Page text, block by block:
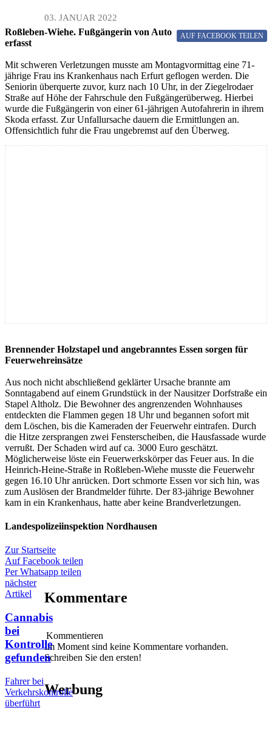
03. JANUAR 2022
AUF FACEBOOK TEILEN
Roßleben-Wiehe. Fußgängerin von Auto
erfasst
Mit schweren Verletzungen musste am Montagvormittag eine 71-
jährige Frau ins Krankenhaus nach Erfurt geflogen werden. Die
Seniorin überquerte zuvor, kurz nach 10 Uhr, in der Ziegelrodaer
Straße auf Höhe der Fahrschule den Fußgängerüberweg. Hierbei
wurde die Fußgängerin von einer 61-jährigen Autofahrerin in ihrem
Skoda erfasst. Zur Unfallursache dauern die Ermittlungen an.
Offensichtlich fuhr die Frau ungebremst auf den Überweg.
Brennender Holzstapel und angebranntes Essen sorgen für
Feuerwehreinsätze
Aus noch nicht abschließend geklärter Ursache brannte am
Sonntagabend auf einem Grundstück in der Nausitzer Dorfstraße ein
Stapel Altholz. Die Bewohner des angrenzenden Wohnhauses
entdeckten die Flammen gegen 18 Uhr und begannen sofort mit
dem Löschen, bis die Kameraden der Feuerwehr eintrafen. Durch
die Hitze zersprangen zwei Fensterscheiben, die Hausfassade wurde
verrußt. Der Schaden wird auf ca. 3000 Euro geschätzt.
Möglicherweise löste ein Feuerwerkskörper das Feuer aus. In die
Heinrich-Heine-Straße in Roßleben-Wiehe musste die Feuerwehr
gegen 16.10 Uhr anrücken. Dort schmorte Essen vor sich hin, was
zum Auslösen der Brandmelder führte. Der 83-jährige Bewohner
kam in ein Krankenhaus, hatte aber keine Brandverletzungen.
Landespolizeiinspektion Nordhausen
Zur Startseite
Auf Facebook teilen
Per Whatsapp teilen
nächster
Artikel
Cannabis
bei
Kontrolle
gefunden
Fahrer bei
Verkehrskontrolle
überführt
Kommentare
Kommentieren
Im Moment sind keine Kommentare vorhanden.
Schreiben Sie den ersten!
Werbung